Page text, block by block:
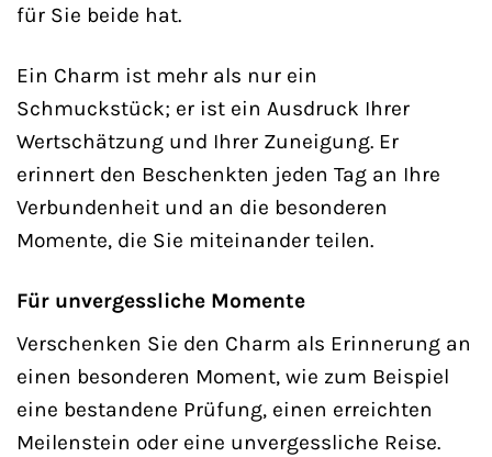
für Sie beide hat.
Ein Charm ist mehr als nur ein
Schmuckstück; er ist ein Ausdruck Ihrer
Wertschätzung und Ihrer Zuneigung. Er
erinnert den Beschenkten jeden Tag an Ihre
Verbundenheit und an die besonderen
Momente, die Sie miteinander teilen.
Für unvergessliche Momente
Verschenken Sie den Charm als Erinnerung an
einen besonderen Moment, wie zum Beispiel
eine bestandene Prüfung, einen erreichten
Meilenstein oder eine unvergessliche Reise.